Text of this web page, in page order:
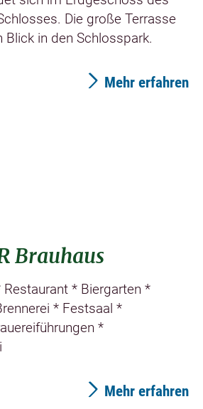
Die große Terrasse
Blick in den Schlosspark.
Mehr erfahren
Brauhaus
* Biergarten *
* Festsaal *
*
Mehr erfahren